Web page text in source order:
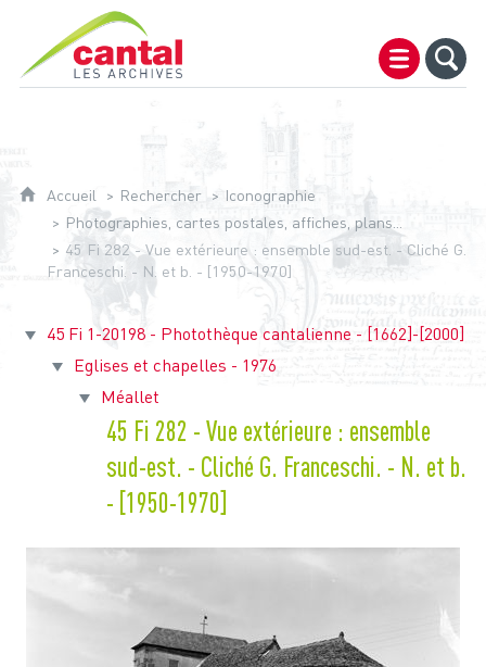
Archives du Cantal
Accueil Rechercher
Iconographie
Photographies, cartes postales, affiches, plans...
45 Fi 282 - Vue extérieure : ensemble sud-est. - Cliché G.
Franceschi. - N. et b. - [1950-1970]
45 Fi 1-20198 - Photothèque cantalienne - [1662]-[2000]
Eglises et chapelles - 1976
Méallet
45 Fi 282 - Vue extérieure : ensemble
sud-est. - Cliché G. Franceschi. - N. et b.
- [1950-1970]